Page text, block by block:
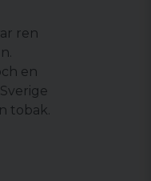
ren
en
tobak.